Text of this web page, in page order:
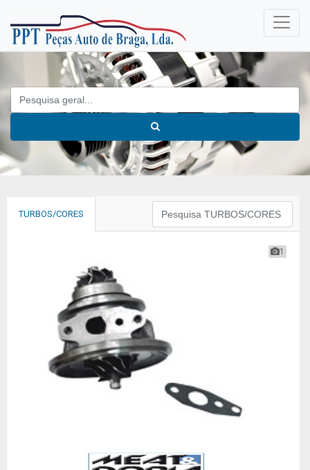
TURBOS/CORES
1